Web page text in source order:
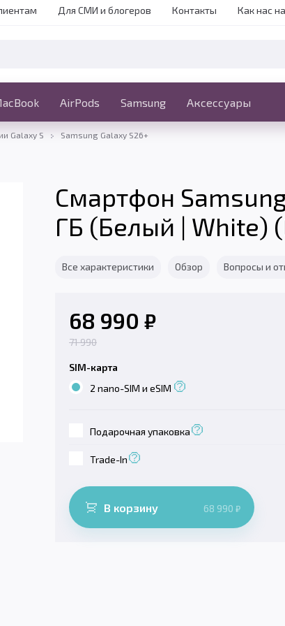
Для СМИ и блогеров Контакты Как нас
AirPods Samsung Аксессуары
MacBook Ещё
Galaxy S Samsung Galaxy S26+
Смартфон
ГБ (Белый | White)
Все характеристики Обзор Вопросы и
68 990 ₽
71 990
SIM-карта
2 nano-SIM и eSIM
Подарочная упаковка
Trade-In
В корзину 68 990 ₽